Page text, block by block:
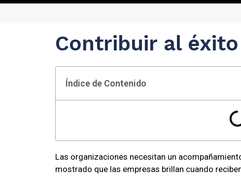
Contribuir al
Índice de Contenido
Las organizaciones necesitan un
mostrado que las empresas brillan cuando